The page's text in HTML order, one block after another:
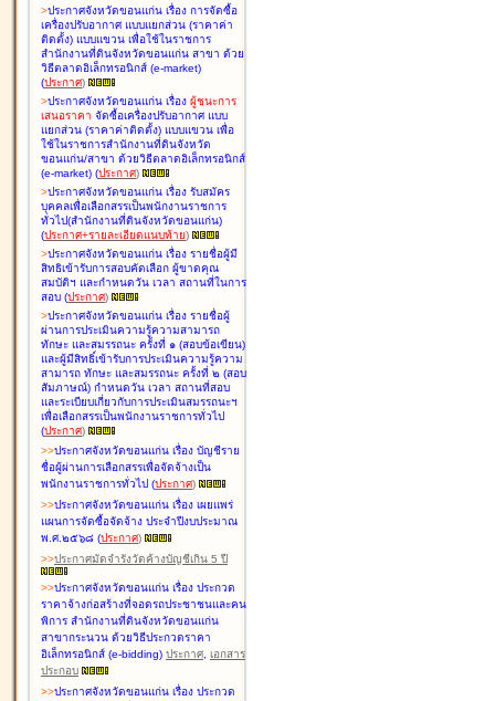
>ประกาศจังหวัดขอนแก่น เรื่อง การจัดซื้อ
เครื่องปรับอากาศ แบบแยกส่วน (ราคาค่า
ติดตั้ง) แบบแขวน เพื่อใช้ในราชการ
สำนักงานที่ดินจังหวัดขอนแก่น สาขา ด้วย
วิธีตลาดอิเล็กทรอนิกส์ (e-market)
(ประกาศ)
>ประกาศจังหวัดขอนแก่น เรื่อง ผู้ชนะการ
เสนอราคา จัดซื้อเครื่องปรับอากาศ แบบ
แยกส่วน (ราคาค่าติดตั้ง) แบบแขวน เพื่อ
ใช้ในราชการสำนักงานที่ดินจังหวัด
ขอนแก่น/สาขา ด้วยวิธีตลาดอิเล็กทรอนิกส์
(e-market) (ประกาศ)
>ประกาศจังหวัดขอนแก่น เรื่อง รับสมัคร
บุคคลเพื่อเลือกสรรเป็นพนักงานราชการ
ทั่วไป(สำนักงานที่ดินจังหวัดขอนแก่น)
(ประกาศ+รายละเอียดแนบท้าย)
>ประกาศจังหวัดขอนแก่น เรื่อง รายชื่อผู้มี
สิทธิเข้ารับการสอบคัดเลือก ผู้ขาดคุณ
สมบัติฯ และกำหนดวัน เวลา สถานที่ในการ
สอบ (ประกาศ)
>ประกาศจังหวัดขอนแก่น เรื่อง รายชื่อผู้
ผ่านการประเมินความรู้ความสามารถ
ทักษะ และสมรรถนะ ครั้งที่ ๑ (สอบข้อเขียน)
และผู้มีสิทธิ์เข้ารับการประเมินความรู้ความ
สามารถ ทักษะ และสมรรถนะ ครั้งที่ ๒ (สอบ
สัมภาษณ์) กำหนดวัน เวลา สถานที่สอบ
และระเบียบเกี่ยวกับการประเมินสมรรถนะฯ
เพื่อเลือกสรรเป็นพนักงานราชการทั่วไป
(ประกาศ)
>>ประกาศจังหวัดขอนแก่น เรื่อง บัญชีราย
ชื่อผู้ผ่านการเลือกสรรเพื่อจัดจ้างเป็น
พนักงานราชการทั่วไป (ประกาศ)
>>ประกาศจังหวัดขอนแก่น เรื่อง เผยแพร่
แผนการจัดซื้อจัดจ้าง ประจำปีงบประมาณ
พ.ศ.๒๕๖๘ (ประกาศ)
>>ประกาศมัดจำรังวัดค้างบัญชีเกิน 5 ปี
>>ประกาศจังหวัดขอนแก่น เรื่อง ประกวด
ราคาจ้างก่อสร้างที่จอดรถประชาชนและคน
พิการ สำนักงานที่ดินจังหวัดขอนแก่น
สาขากระนวน ด้วยวิธีประกวดราคา
อิเล็กทรอนิกส์ (e-bidding) ประกาศ, เอกสาร
ประกอบ
>>ประกาศจังหวัดขอนแก่น เรื่อง ประกวด